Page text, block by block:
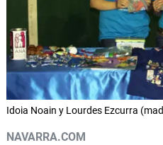
Idoia Noain y Lourdes Ezcurra
NAVARRA.COM